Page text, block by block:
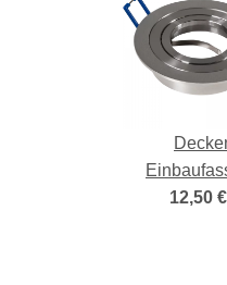
Sandy 12V
12,50 €